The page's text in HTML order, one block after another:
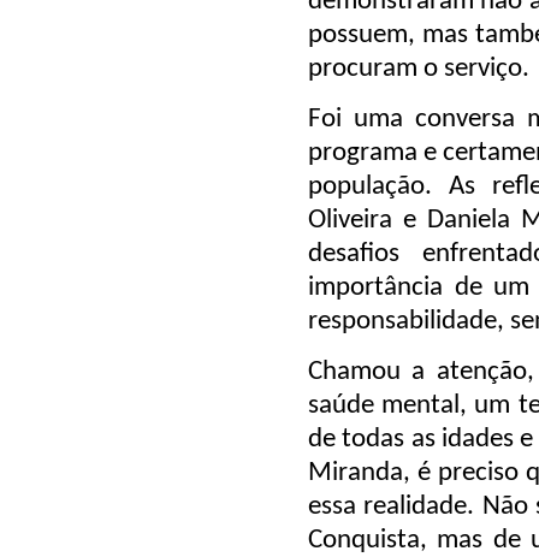
possuem, mas
procuram o serviço.
Foi uma conversa
programa e
população. As
Oliveira e Daniela
desafios
importância de um
responsabilidade,
Chamou a
saúde mental, um
de todas as idades
Miranda, é preciso
essa realidade.
Conquista, mas de